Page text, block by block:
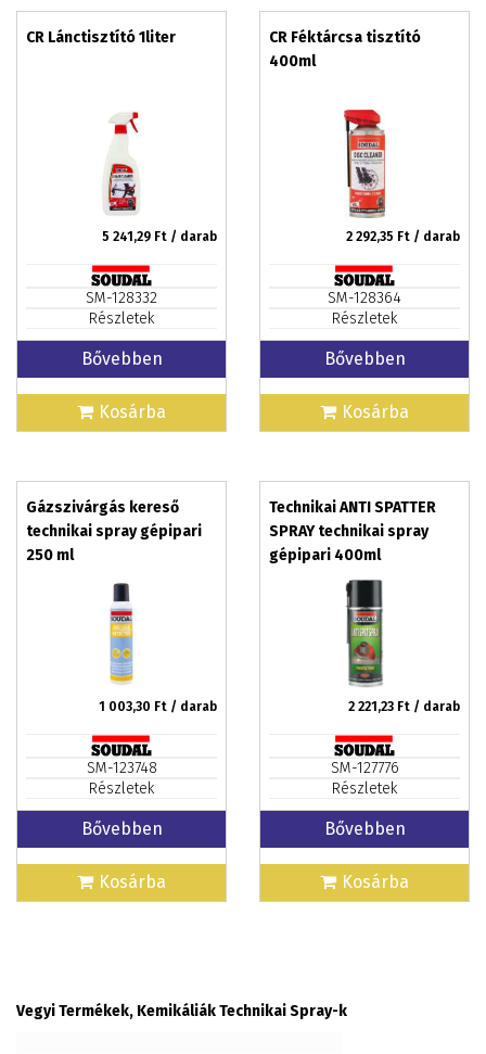
CR Lánctisztító 1liter
5 241,29 Ft / darab
SM-128332
Részletek
Bővebben
Kosárba
CR Féktárcsa tisztító
400ml
2 292,35 Ft / darab
SM-128364
Részletek
Bővebben
Kosárba
Gázszivárgás kereső
technikai spray gépipari
250 ml
1 003,30 Ft / darab
SM-123748
Részletek
Bővebben
Kosárba
Technikai ANTI SPATTER
SPRAY technikai spray
gépipari 400ml
2 221,23 Ft / darab
SM-127776
Részletek
Bővebben
Kosárba
Vegyi Termékek, Kemikáliák Technikai Spray-k